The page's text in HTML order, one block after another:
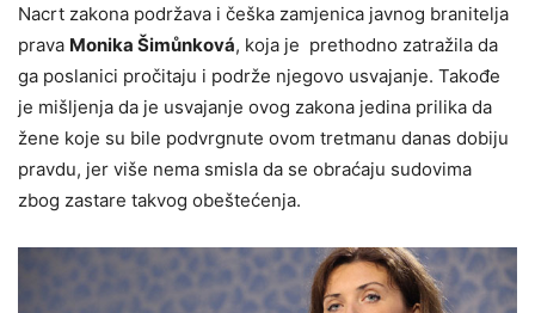
Nacrt zakona podržava i češka zamjenica javnog branitelja
prava Monika Šimůnková, koja je prethodno zatražila da
ga poslanici pročitaju i podrže njegovo usvajanje. Takođe
je mišljenja da je usvajanje ovog zakona jedina prilika da
žene koje su bile podvrgnute ovom tretmanu danas dobiju
pravdu, jer više nema smisla da se obraćaju sudovima
zbog zastare takvog obeštećenja.